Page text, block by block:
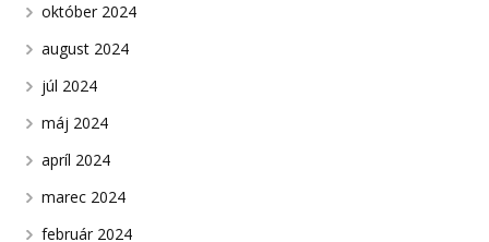
október 2024
august 2024
júl 2024
máj 2024
apríl 2024
marec 2024
február 2024